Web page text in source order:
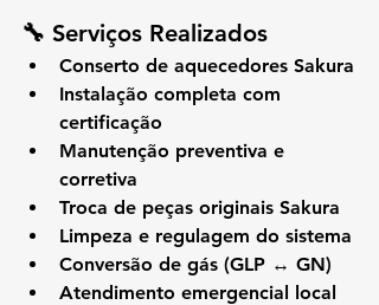
🔧 Serviços Realizados
Conserto de aquecedores Sakura
Instalação completa com
certificação
Manutenção preventiva e
corretiva
Troca de peças originais Sakura
Limpeza e regulagem do sistema
Conversão de gás (GLP ↔ GN)
Atendimento emergencial local